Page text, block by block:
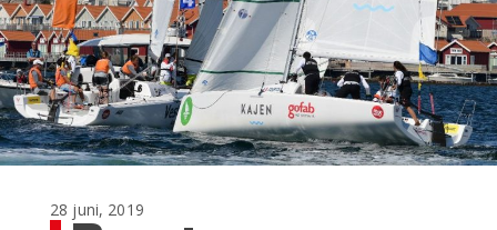
28 juni, 2019